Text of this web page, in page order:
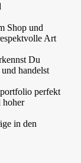
Shop und
Art
Du
handelst
perfekt
hoher
in den